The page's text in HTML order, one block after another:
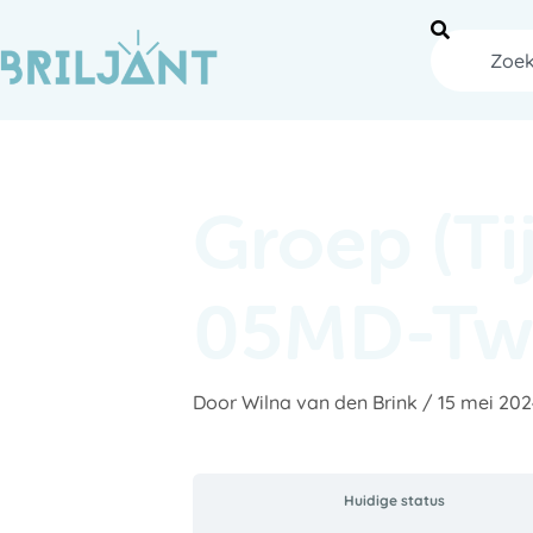
de
inhoud
Zoeken
Door Wilna van den Brink / 15 mei
Huidige status